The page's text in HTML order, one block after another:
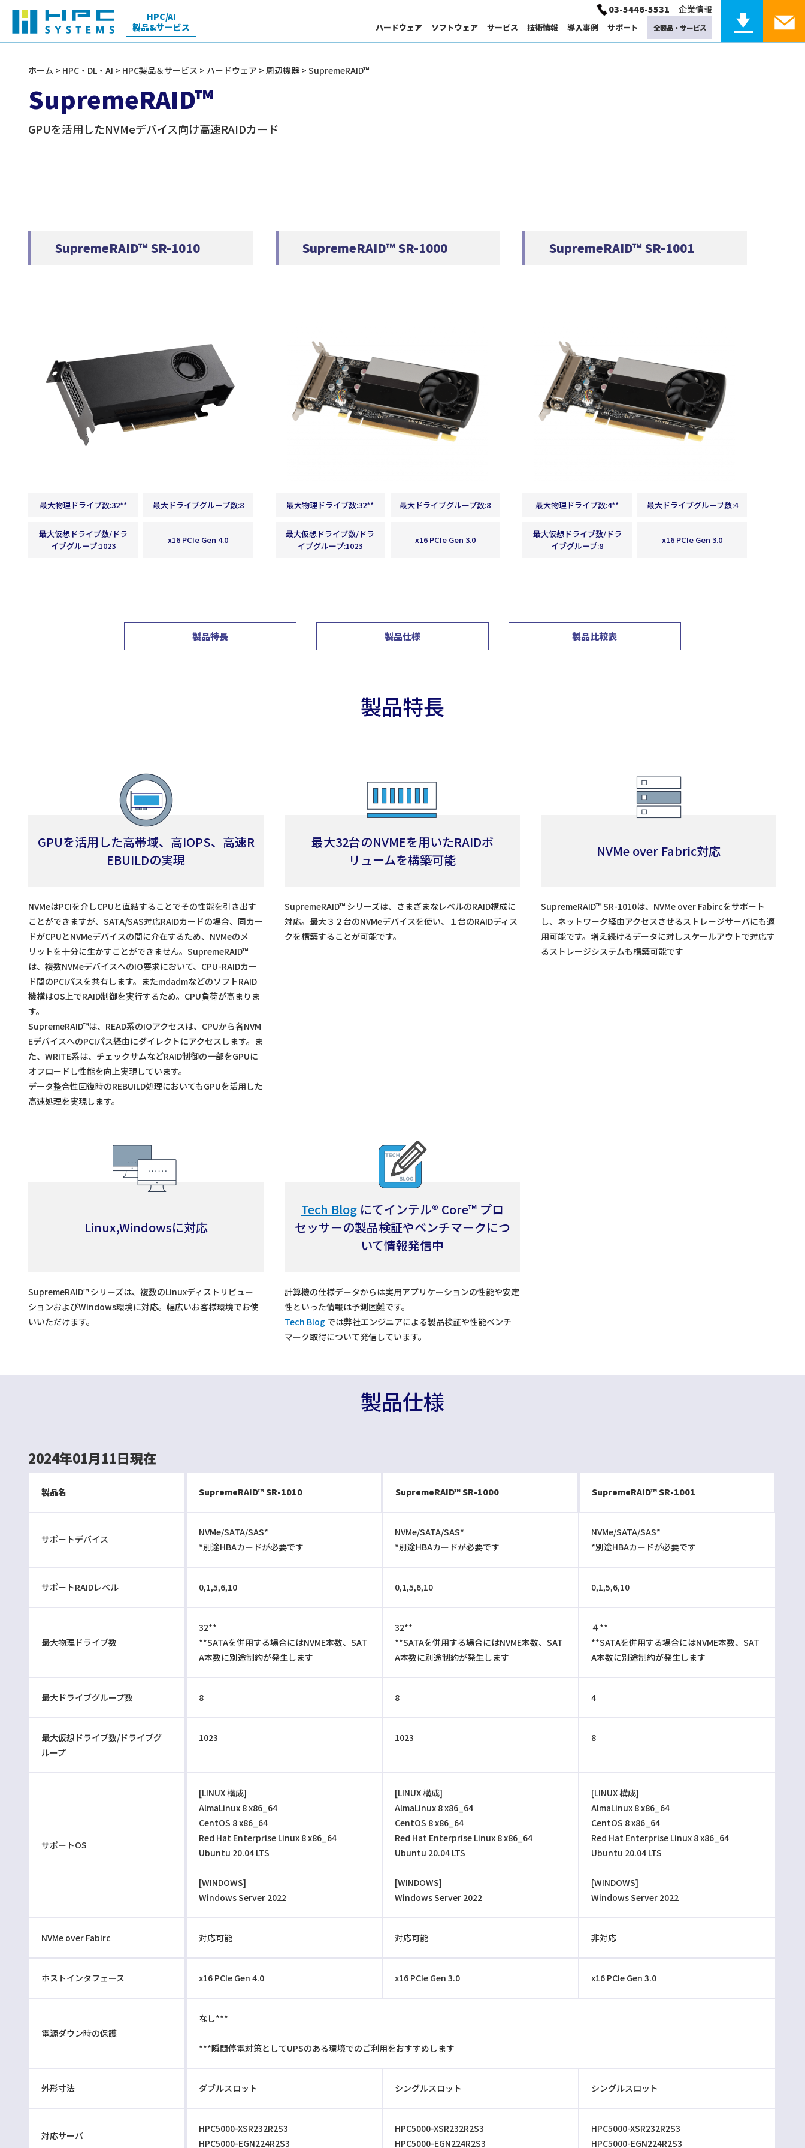
HPC/AI
製品&サービス
03-5446-5531 企業情報
ハードウェア ソフトウェア
量子化学
コンパイラ ジョブ管理 システム監視
Windows
サービス
HPC向けSIサービス
技術情報 導入事例 サポート
HPC・Deep Learning・AI サポート
全製品・サービス
HPC・DL・AI
サイエンスクラウド
AI / Deep Learning特設サイト
ホーム > HPC・DL・AI > HPC製品＆サービス > ハードウェア > 周辺機器 > SupremeRAID™
SupremeRAID™
GPUを活用したNVMeデバイス向け高速RAIDカード
SupremeRAID™ SR-1010
最大物理ドライブ数:32** 最大ドライブグループ数:8
最大仮想ドライブ数/ドラ
イブグループ:1023
x16 PCIe Gen 4.0
SupremeRAID™ SR-1000
最大物理ドライブ数:32** 最大ドライブグループ数:8
最大仮想ドライブ数/ドラ
イブグループ:1023
x16 PCIe Gen 3.0
SupremeRAID™ SR-1001
最大物理ドライブ数:4** 最大ドライブグループ数:4
最大仮想ドライブ数/ドラ
イブグループ:8
x16 PCIe Gen 3.0
製品特長 製品仕様 製品比較表
製品特長
GPUを活用した高帯域、高IOPS、高速R
EBUILDの実現
NVMeはPCIを介しCPUと直結することでその性能を引き出す
ことができますが、SATA/SAS対応RAIDカードの場合、同カー
ドがCPUとNVMeデバイスの間に介在するため、NVMeのメ
リットを十分に生かすことができません。SupremeRAID™
は、複数NVMeデバイスへのIO要求において、CPU-RAIDカー
ド間のPCIパスを共有します。またmdadmなどのソフトRAID
機構はOS上でRAID制御を実行するため。CPU負荷が高まりま
す。
SupremeRAID™は、READ系のIOアクセスは、CPUから各NVM
EデバイスへのPCIパス経由にダイレクトにアクセスします。ま
た、WRITE系は、チェックサムなどRAID制御の一部をGPUに
オフロードし性能を向上実現しています。
データ整合性回復時のREBUILD処理においてもGPUを活用した
高速処理を実現します。
最大32台のNVMEを用いたRAIDボ
リュームを構築可能
SupremeRAID™ シリーズは、さまざまなレベルのRAID構成に
対応。最大３２台のNVMeデバイスを使い、１台のRAIDディス
クを構築することが可能です。
NVMe over Fabric対応
SupremeRAID™ SR-1010は、NVMe over Fabircをサポート
し、ネットワーク経由アクセスさせるストレージサーバにも適
用可能です。増え続けるデータに対しスケールアウトで対応す
るストレージシステムも構築可能です
Linux,Windowsに対応
SupremeRAID™ シリーズは、複数のLinuxディストリビュー
ションおよびWindows環境に対応。幅広いお客様環境でお使
いいただけます。
Tech Blogにてインテル® Core™ プロ
セッサーの製品検証やベンチマークにつ
いて情報発信中
計算機の仕様データからは実用アプリケーションの性能や安定
性といった情報は予測困難です。
Tech Blog では弊社エンジニアによる製品検証や性能ベンチ
マーク取得について発信しています。
製品仕様
2024年01月11日現在
製品名 SupremeRAID™ SR-1010 SupremeRAID™ SR-1000 SupremeRAID™ SR-1001
サポートデバイス
NVMe/SATA/SAS*
*別途HBAカードが必要です
NVMe/SATA/SAS*
*別途HBAカードが必要です
NVMe/SATA/SAS*
*別途HBAカードが必要です
サポートRAIDレベル 0,1,5,6,10 0,1,5,6,10 0,1,5,6,10
最大物理ドライブ数
32**
**SATAを併用する場合にはNVME本数、SAT
A本数に別途制約が発生します
32**
**SATAを併用する場合にはNVME本数、SAT
A本数に別途制約が発生します
４**
**SATAを併用する場合にはNVME本数、SAT
A本数に別途制約が発生します
最大ドライブグループ数 8 8 4
最大仮想ドライブ数/ドライブグ
ループ
1023 1023 8
サポートOS
[LINUX 構成]
AlmaLinux 8 x86_64
CentOS 8 x86_64
Red Hat Enterprise Linux 8 x86_64
Ubuntu 20.04 LTS
[WINDOWS]
Windows Server 2022
[LINUX 構成]
AlmaLinux 8 x86_64
CentOS 8 x86_64
Red Hat Enterprise Linux 8 x86_64
Ubuntu 20.04 LTS
[WINDOWS]
Windows Server 2022
[LINUX 構成]
AlmaLinux 8 x86_64
CentOS 8 x86_64
Red Hat Enterprise Linux 8 x86_64
Ubuntu 20.04 LTS
[WINDOWS]
Windows Server 2022
NVMe over Fabirc 対応可能 対応可能 非対応
ホストインタフェース x16 PCIe Gen 4.0 x16 PCIe Gen 3.0 x16 PCIe Gen 3.0
電源ダウン時の保護
なし***
***瞬間停電対策としてUPSのある環境でのご利用をおすすめします
外形寸法 ダブルスロット シングルスロット シングルスロット
対応サーバ
HPC5000-XSR232R2S3
HPC5000-EGN224R2S3
HPC5000-XSR232R2S3
HPC5000-EGN224R2S3
HPC5000-XSR232R2S3
HPC5000-EGN224R2S3